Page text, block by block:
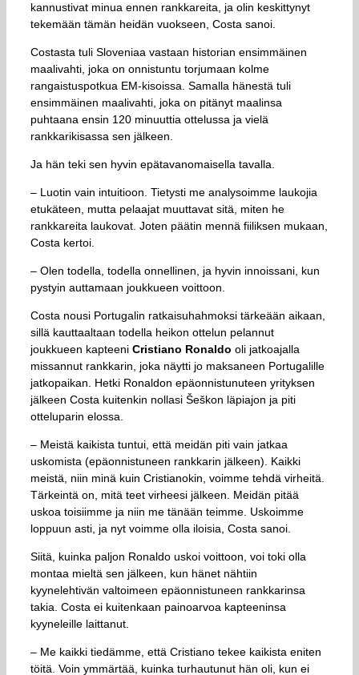
kannustivat minua ennen rankkareita, ja olin keskittynyt
tekemään tämän heidän vuokseen, Costa sanoi.
Costasta tuli Sloveniaa vastaan historian ensimmäinen
maalivahti, joka on onnistuntu torjumaan kolme
rangaistuspotkua EM-kisoissa. Samalla hänestä tuli
ensimmäinen maalivahti, joka on pitänyt maalinsa
puhtaana ensin 120 minuuttia ottelussa ja vielä
rankkarikisassa sen jälkeen.
Ja hän teki sen hyvin epätavanomaisella tavalla.
– Luotin vain intuitioon. Tietysti me analysoimme laukojia
etukäteen, mutta pelaajat muuttavat sitä, miten he
rankkareita laukovat. Joten päätin mennä fiiliksen mukaan,
Costa kertoi.
– Olen todella, todella onnellinen, ja hyvin innoissani, kun
pystyin auttamaan joukkueen voittoon.
Costa nousi Portugalin ratkaisuhahmoksi tärkeään aikaan,
sillä kauttaaltaan todella heikon ottelun pelannut
joukkueen kapteeni Cristiano Ronaldo oli jatkoajalla
missannut rankkarin, joka näytti jo maksaneen Portugalille
jatkopaikan. Hetki Ronaldon epäonnistunuteen yrityksen
jälkeen Costa kuitenkin nollasi Šeškon läpiajon ja piti
otteluparin elossa.
– Meistä kaikista tuntui, että meidän piti vain jatkaa
uskomista (epäonnistuneen rankkarin jälkeen). Kaikki
meistä, niin minä kuin Cristianokin, voimme tehdä virheitä.
Tärkeintä on, mitä teet virheesi jälkeen. Meidän pitää
uskoa toisiimme ja niin me tänään teimme. Uskoimme
loppuun asti, ja nyt voimme olla iloisia, Costa sanoi.
Siitä, kuinka paljon Ronaldo uskoi voittoon, voi toki olla
montaa mieltä sen jälkeen, kun hänet nähtiin
kyynelehtivän valtoimeen epäonnistuneen rankkarinsa
takia. Costa ei kuitenkaan painoarvoa kapteeninsa
kyyneleille laittanut.
– Me kaikki tiedämme, että Cristiano tekee kaikista eniten
töitä. Voin ymmärtää, kuinka turhautunut hän oli, kun ei